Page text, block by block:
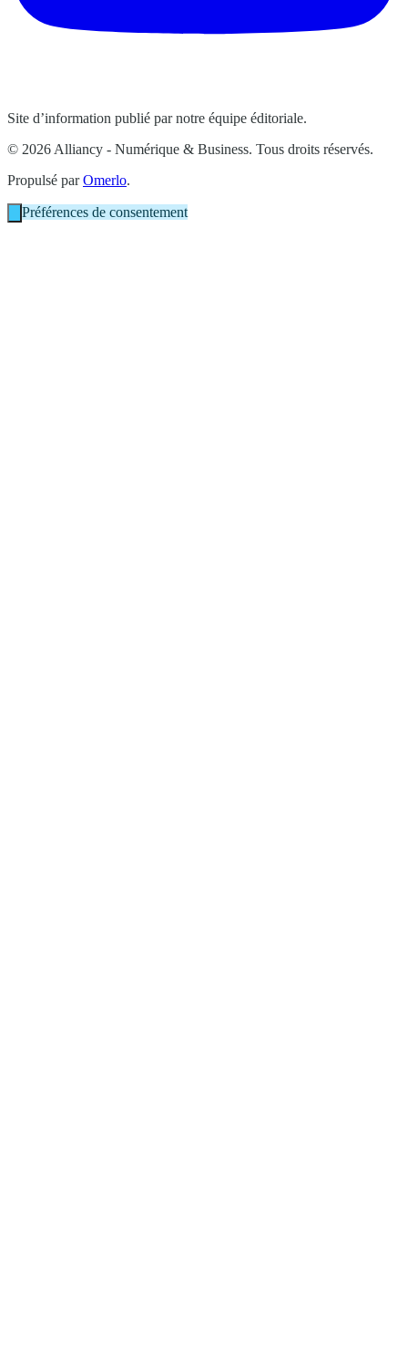
Site d’information publié par notre équipe éditoriale.
© 2026 Alliancy - Numérique & Business. Tous droits réservés.
Propulsé parOmerlo.
Préférences de consentement